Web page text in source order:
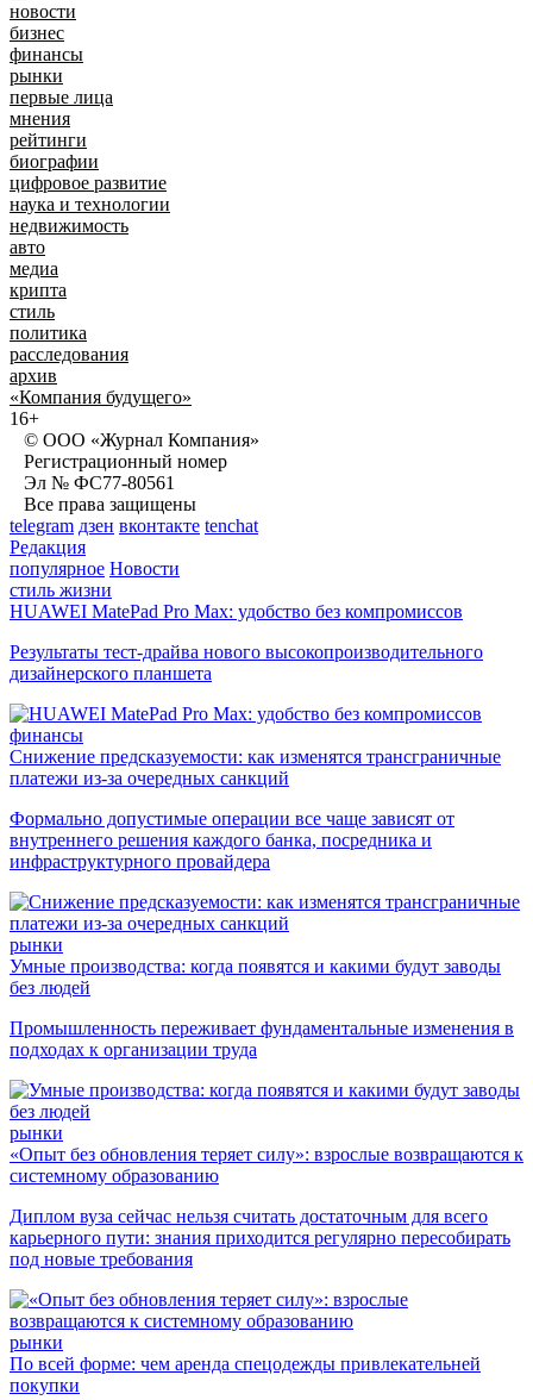
новости
бизнес
финансы
рынки
первые лица
мнения
рейтинги
биографии
цифровое развитие
наука и технологии
недвижимость
авто
медиа
крипта
стиль
политика
расследования
архив
«Компания будущего»
16+
© ООО «Журнал Компания»
Регистрационный номер
Эл № ФС77-80561
Все права защищены
telegram дзен вконтакте tenchat
Редакция
популярное Новости
стиль жизни
HUAWEI MatePad Pro Max: удобство без компромиссов
Результаты тест-драйва нового высокопроизводительного
дизайнерского планшета
финансы
Снижение предсказуемости: как изменятся трансграничные
платежи из-за очередных санкций
Формально допустимые операции все чаще зависят от
внутреннего решения каждого банка, посредника и
инфраструктурного провайдера
рынки
Умные производства: когда появятся и какими будут заводы
без людей
Промышленность переживает фундаментальные изменения в
подходах к организации труда
рынки
«Опыт без обновления теряет силу»: взрослые возвращаются к
системному образованию
Диплом вуза сейчас нельзя считать достаточным для всего
карьерного пути: знания приходится регулярно пересобирать
под новые требования
рынки
По всей форме: чем аренда спецодежды привлекательней
покупки